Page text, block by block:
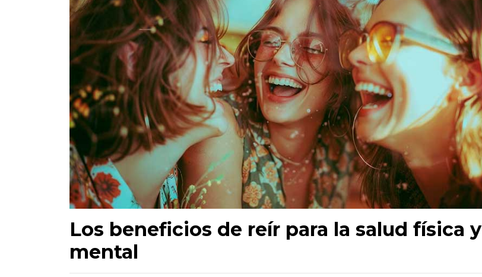
Los beneficios de reír para la salud física y
mental